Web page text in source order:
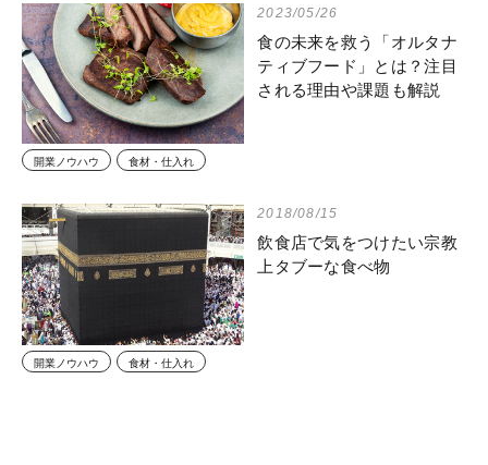
2023/05/26
食の未来を救う「オルタナ
ティブフード」とは？注目
される理由や課題も解説
開業ノウハウ 食材・仕入れ
2018/08/15
飲食店で気をつけたい宗教
上タブーな食べ物
開業ノウハウ 食材・仕入れ